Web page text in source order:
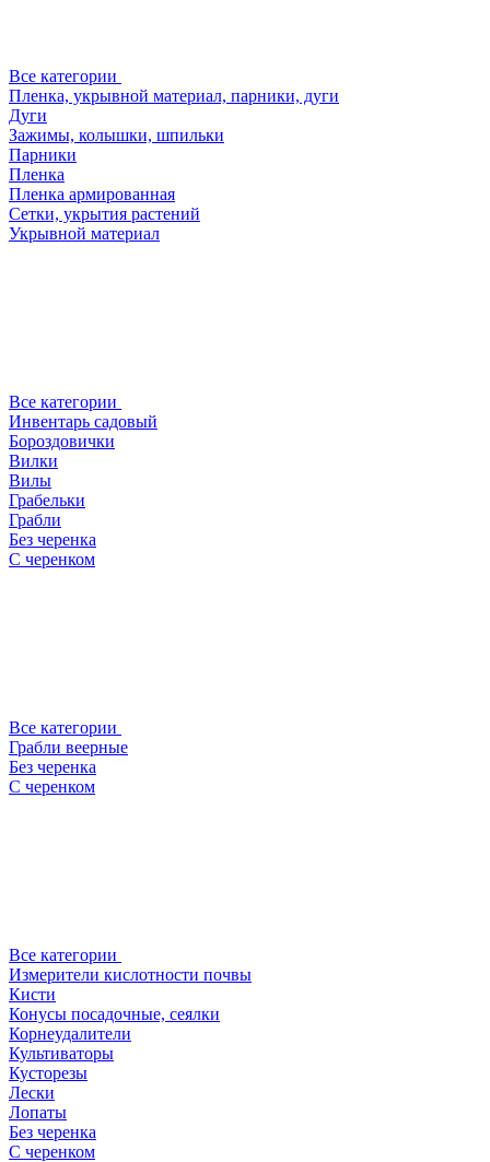
Все категории
Пленка, укрывной материал, парники, дуги
Дуги
Зажимы, колышки, шпильки
Парники
Пленка
Пленка армированная
Сетки, укрытия растений
Укрывной материал
Все категории
Инвентарь садовый
Бороздовички
Вилки
Вилы
Грабельки
Грабли
Без черенка
С черенком
Все категории
Грабли веерные
Без черенка
С черенком
Все категории
Измерители кислотности почвы
Кисти
Конусы посадочные, сеялки
Корнеудалители
Культиваторы
Кусторезы
Лески
Лопаты
Без черенка
С черенком